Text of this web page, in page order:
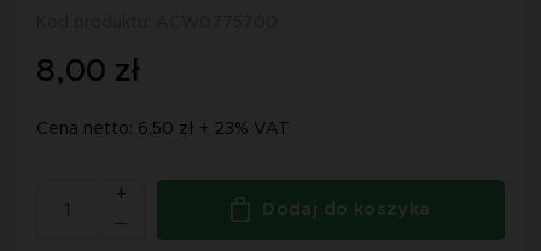
8,00 zł
Cena netto: 6,50 zł + 23% VAT
+
Dodaj do koszyka